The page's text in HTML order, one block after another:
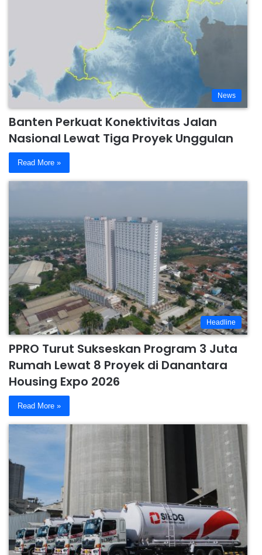
News
Banten Perkuat Konektivitas Jalan
Nasional Lewat Tiga Proyek Unggulan
Read More »
Headline
PPRO Turut Sukseskan Program 3 Juta
Rumah Lewat 8 Proyek di Danantara
Housing Expo 2026
Read More »